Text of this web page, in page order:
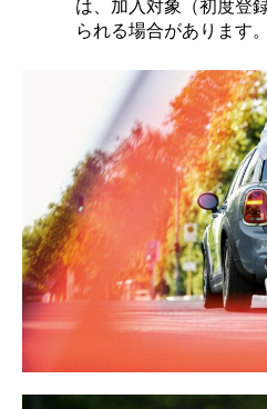
は、加入対象（初度登
られる場合があります。